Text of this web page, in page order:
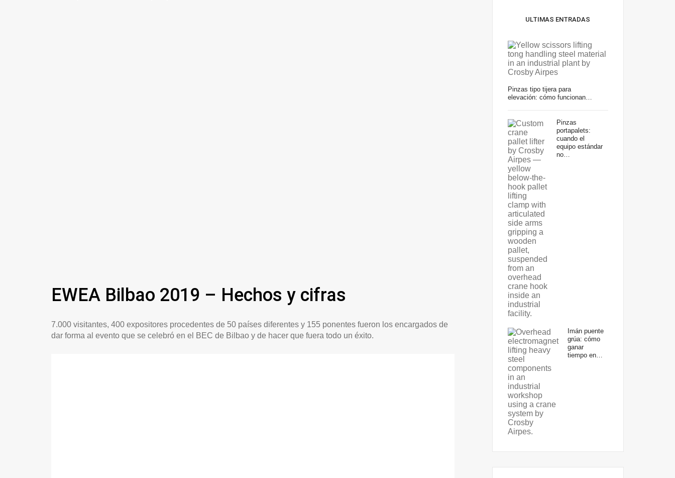
EWEA Bilbao 2019 – Hechos y cifras
7.000 visitantes, 400 expositores procedentes de 50 países diferentes y 155 ponentes fueron los encargados de
dar forma al evento que se celebró en el BEC de Bilbao y de hacer que fuera todo un éxito.
ULTIMAS ENTRADAS
Pinzas tipo tijera para
elevación: cómo funcionan…
Pinzas
portapalets:
cuando el
equipo estándar
no…
Imán puente
grúa: cómo
ganar
tiempo en…